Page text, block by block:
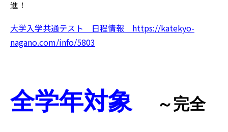
進！
大学入学共通テスト 日程情報 https://katekyo-
nagano.com/info/5803
全学年対象 ～完全